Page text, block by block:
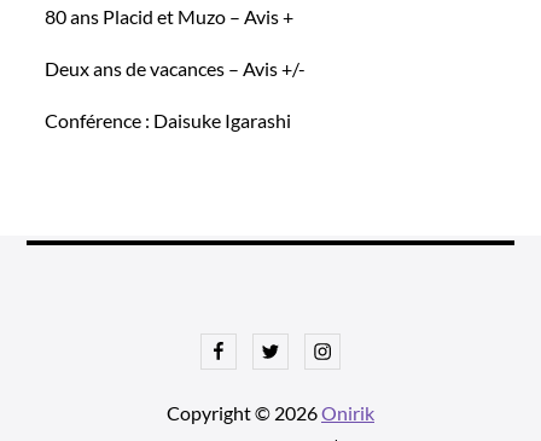
80 ans Placid et Muzo – Avis +
Deux ans de vacances – Avis +/-
Conférence : Daisuke Igarashi
FacebookTwitterInstagram
Copyright © 2026Onirik